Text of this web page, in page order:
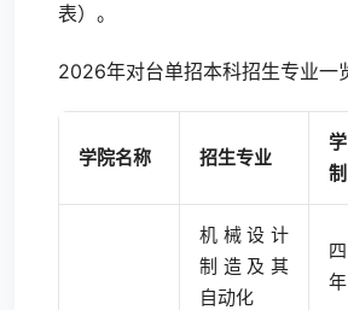
表）。
2026年对台单招本科招生专业一
学院名称 招生专业
学
制
机械设计
制造及其
自动化
四
年